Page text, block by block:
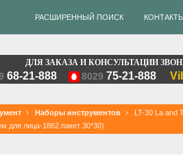
РАСШИРЕННЫЙ ПОИСК
ДЛЯ ЗАКАЗА И КОНСУЛЬТАЦИИ
68-21-888 8029 75-21-888
Наборы инструментов
LT-30 La and
для лица-1862.пакет 30*30)